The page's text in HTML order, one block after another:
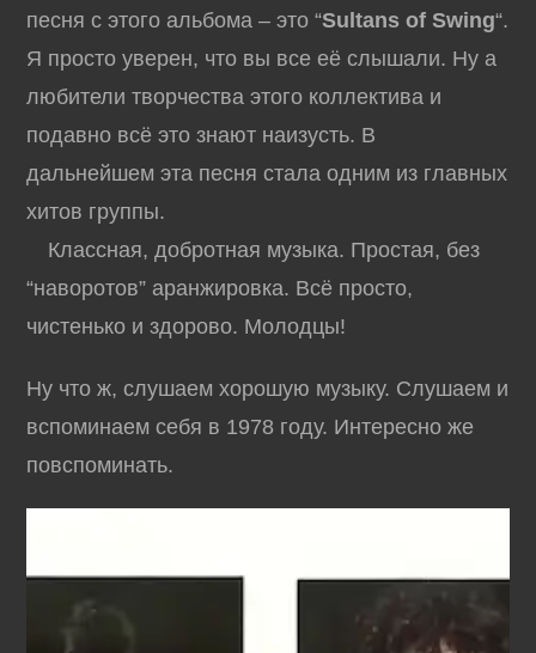
песня с этого альбома – это “Sultans of Swing“.
Я просто уверен, что вы все её слышали. Ну а
любители творчества этого коллектива и
подавно всё это знают наизусть. В
дальнейшем эта песня стала одним из главных
хитов группы.
Классная, добротная музыка. Простая, без
“наворотов” аранжировка. Всё просто,
чистенько и здорово. Молодцы!
Ну что ж, слушаем хорошую музыку. Слушаем и
вспоминаем себя в 1978 году. Интересно же
повспоминать.